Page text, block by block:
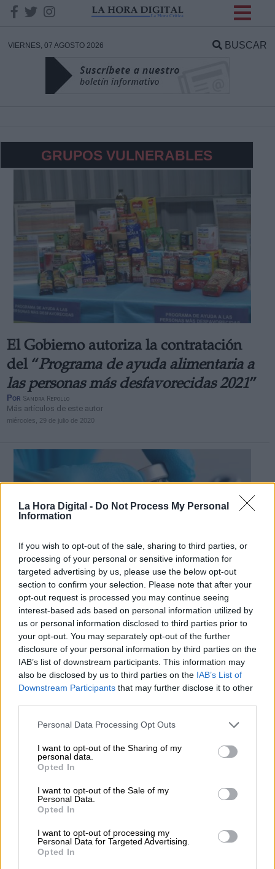
La Hora Digital - Do Not Process My Personal
Information
If you wish to opt-out of the sale, sharing to third parties, or
processing of your personal or sensitive information for
targeted advertising by us, please use the below opt-out
section to confirm your selection. Please note that after your
opt-out request is processed you may continue seeing
interest-based ads based on personal information utilized by
us or personal information disclosed to third parties prior to
your opt-out. You may separately opt-out of the further
disclosure of your personal information by third parties on the
IAB’s list of downstream participants. This information may
also be disclosed by us to third parties on the IAB’s List of
Downstream Participants that may further disclose it to other
Personal Data Processing Opt Outs
I want to opt-out of the Sharing of my
personal data.
Opted In
I want to opt-out of the Sale of my
Personal Data.
Opted In
I want to opt-out of processing my
Personal Data for Targeted Advertising.
Opted In
VIERNES, 07 AGOSTO 2026 BUSCAR
GRUPOS VULNERABLES
El Gobierno autoriza la contratación
del “Programa de ayuda alimentaria a
las personas más desfavorecidas 2021”
Por Sandra Repollo
Más artículos de este autor
miércoles, 29 de julio de 2020
España roza el 40% de vacunados con
al menos una dosis
PorSergio Muñoz
OPINIONES DIVERSAS
¿La ciudadanía de Occidente es
consciente del riesgo de una tercera
Por Álvaro Frutos Rosado y Gabinete Geopolítica de
DATOS
Responsable:
Destinatarios:
Derechos:
link
Información adicional
link